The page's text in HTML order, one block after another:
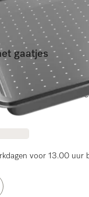
gaatjes
7000 en
voor 13.00 uur